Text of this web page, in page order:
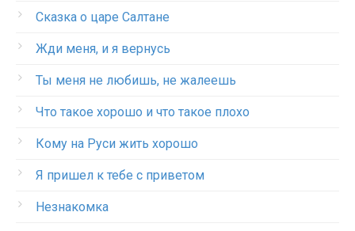
Сказка о царе Салтане
Жди меня, и я вернусь
Ты меня не любишь, не жалеешь
Что такое хорошо и что такое плохо
Кому на Руси жить хорошо
Я пришел к тебе с приветом
Незнакомка